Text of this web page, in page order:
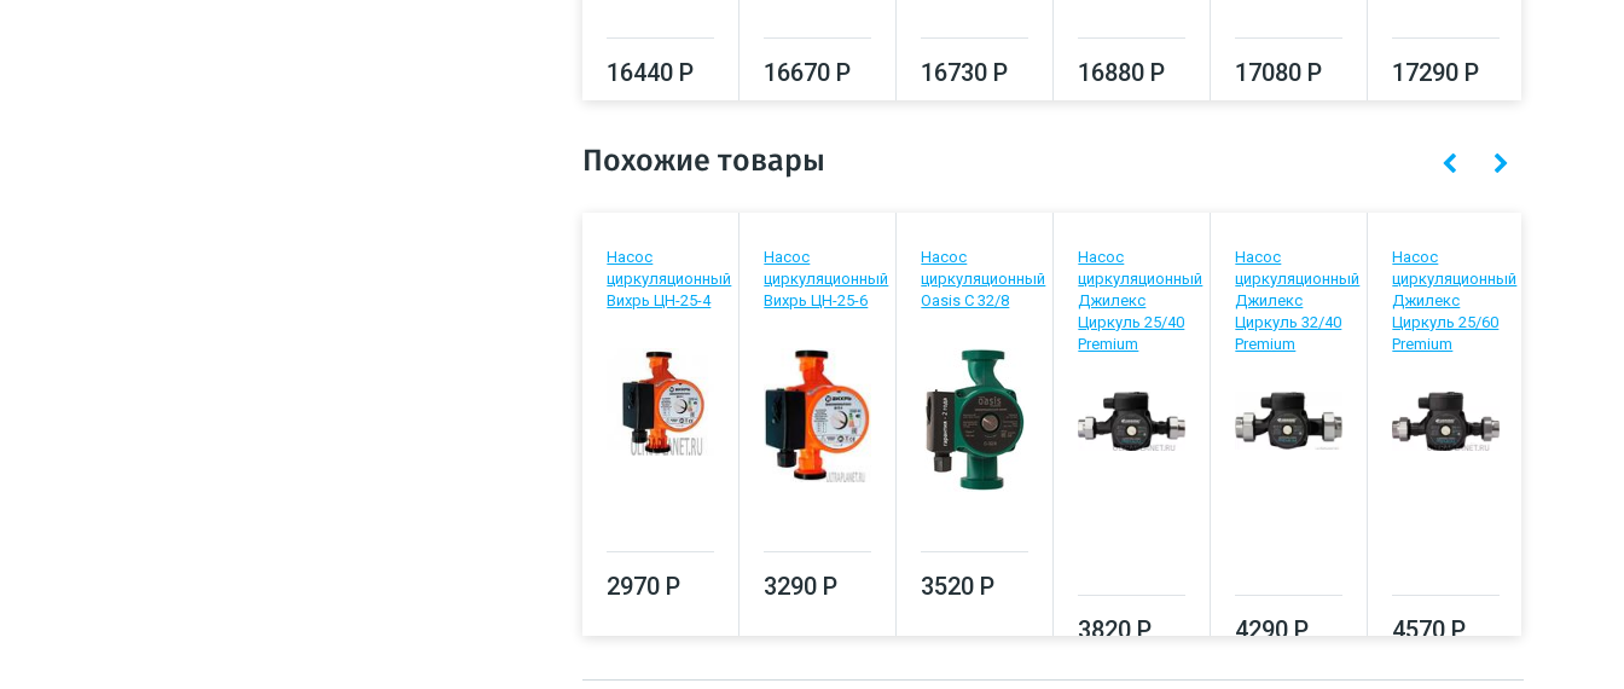
16440 Р 16670 Р 16730 Р 16880 Р 17080 Р 17290 Р
Похожие товары
Насос
циркуляционный
Вихрь ЦН-25-4
2970 Р
Насос
циркуляционный
Вихрь ЦН-25-6
3290 Р
Насос
циркуляционный
Oasis C 32/8
3520 Р
Насос
циркуляционный
Джилекс
Циркуль 25/40
Premium
3820 Р
Насос
циркуляционный
Джилекс
Циркуль 32/40
Premium
4290 Р
Насос
циркуляционный
Джилекс
Циркуль 25/60
Premium
4570 Р